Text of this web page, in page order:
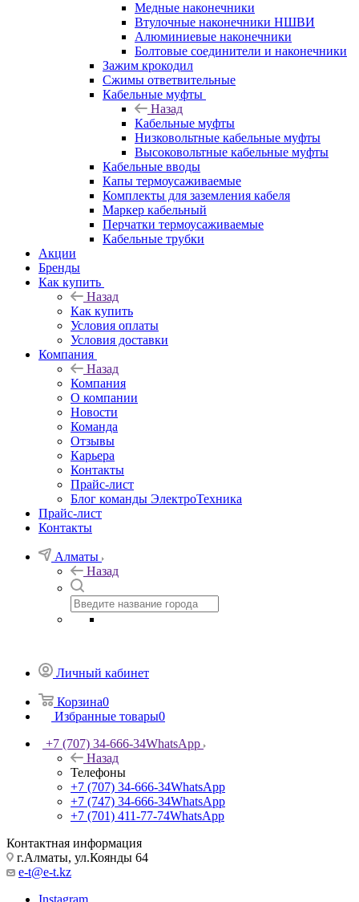
Медные наконечники
Втулочные наконечники НШВИ
Алюминиевые наконечники
Болтовые соединители и наконечники
Зажим крокодил
Сжимы ответвительные
Кабельные муфты
Назад
Кабельные муфты
Низковольтные кабельные муфты
Высоковольтные кабельные муфты
Кабельные вводы
Капы термоусаживаемые
Комплекты для заземления кабеля
Маркер кабельный
Перчатки термоусаживаемые
Кабельные трубки
Акции
Бренды
Как купить
Назад
Как купить
Условия оплаты
Условия доставки
Компания
Назад
Компания
О компании
Новости
Команда
Отзывы
Карьера
Контакты
Прайс-лист
Блог команды ЭлектроТехника
Прайс-лист
Контакты
Алматы
Назад
Личный кабинет
Корзина0
Избранные товары0
+7 (707) 34-666-34WhatsApp
Назад
Телефоны
+7 (707) 34-666-34WhatsApp
+7 (747) 34-666-34WhatsApp
+7 (701) 411-77-74WhatsApp
Контактная информация
г.Алматы, ул.Коянды 64
e-t@e-t.kz
Instagram